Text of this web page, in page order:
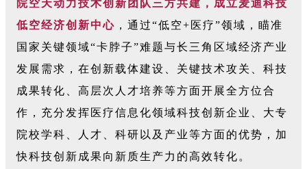
院空天动力技术创新团队三方共建，成立麦迪科技
低空经济创新中心 ，通过“低空+医疗”领域，瞄准
国家关键领域“卡脖子”难题与长三角区域经济产业
发展需求，在创新载体建设、关键技术攻关、科技
成果转化、高层次人才培养等方面开展全方位合
作，充分发挥医疗信息化领域科技创新企业、大专
院校学科、人才、科研以及产业等方面的优势，加
快科技创新成果向新质生产力的高效转化。